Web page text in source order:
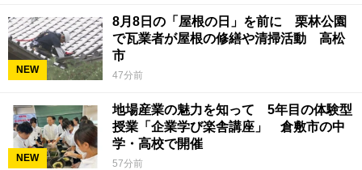
NEW
8月8日の「屋根の日」を前に 栗林公園
で瓦業者が屋根の修繕や清掃活動 高松
市
47分前
NEW
地場産業の魅力を知って 5年目の体験型
授業「企業学び楽舎講座」 倉敷市の中
学・高校で開催
57分前